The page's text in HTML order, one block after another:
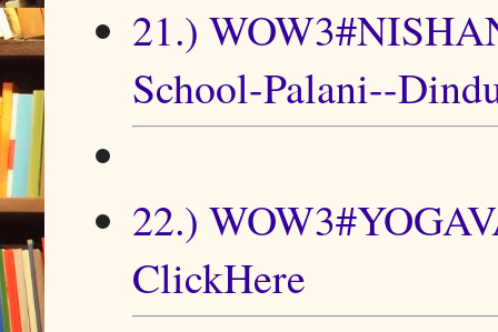
21.)
School-Palani--
22.)
ClickHere